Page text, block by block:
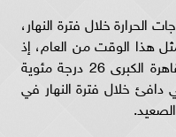
خلال فترة النهار،
هذا الوقت من العام، إذ
تسجل درجة الحرارة العظمى على القاهرة الكبرى 26 درجة مئوية
دافئ خلال فترة النهار في